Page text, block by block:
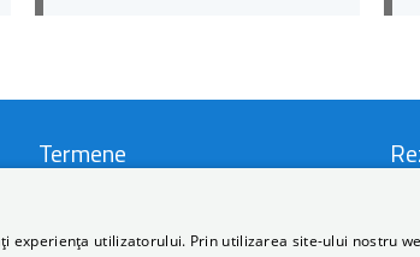
Termene
Termeni si Conditii
experiența utilizatorului. Prin utilizarea site-ului nostru